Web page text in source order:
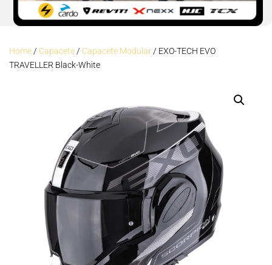
Home/ Capacete/ Capacete Modular/ EXO-TECH EVO
TRAVELLER Black-White